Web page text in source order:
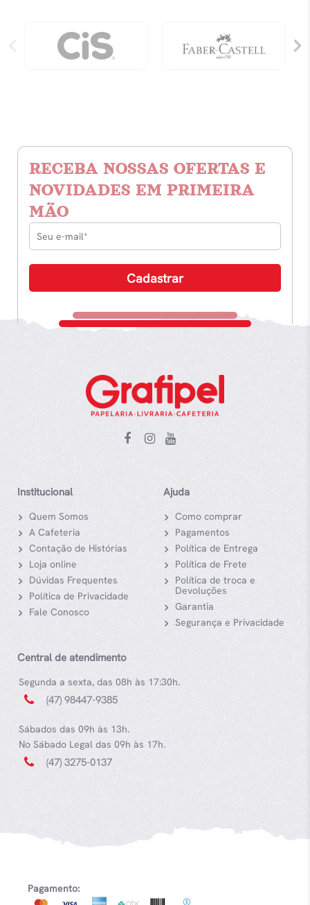
RECEBA NOSSAS OFERTAS E
NOVIDADES EM PRIMEIRA
MÃO
Institucional
Quem Somos
A Cafeteria
Contação de Histórias
Loja online
Dúvidas Frequentes
Política de Privacidade
Fale Conosco
Ajuda
Como comprar
Pagamentos
Política de Entrega
Política de Frete
Política de troca e
Devoluções
Garantia
Segurança e Privacidade
Central de atendimento
Segunda a sexta, das 08h às 17:30h.
(47) 98447-9385
Sábados das 09h às 13h.
No Sábado Legal das 09h às 17h.
(47) 3275-0137
Pagamento: